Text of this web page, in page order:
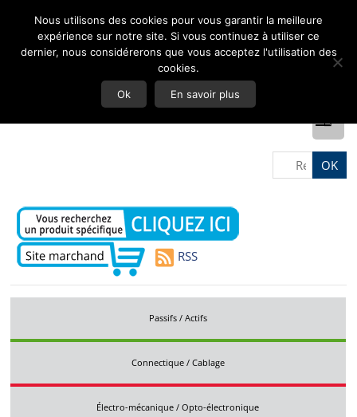
RSS
Passifs / Actifs
Connectique / Cablage
Électro-mécanique / Opto-électronique
Nous utilisons des cookies pour vous garantir la meilleure
expérience sur notre site. Si vous continuez à utiliser ce
dernier, nous considérerons que vous acceptez l'utilisation des
cookies.
Ok En savoir plus